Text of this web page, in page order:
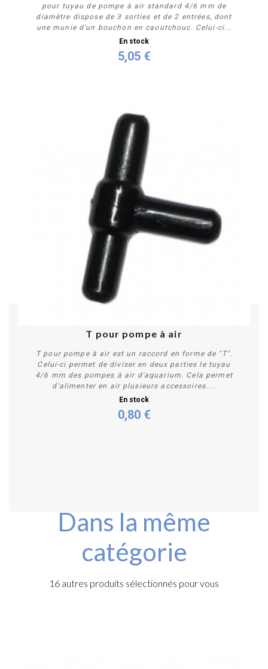
pour tuyau de pompe à air standard 4/6 mm de
diamètre dispose de 3 sorties et de 2 entrées, dont
une munie d'un bouchon en caoutchouc. Celui-ci...
En stock
5,05 €
T pour pompe à air
T pour pompe à air est un raccord en forme de "T".
Celui-ci permet de diviser en deux parties le tuyau
4/6 mm des pompes à air d'aquarium. Cela permet
d'alimenter en air plusieurs accessoires....
En stock
0,80 €
Dans la même
catégorie
16 autres produits sélectionnés pour vous